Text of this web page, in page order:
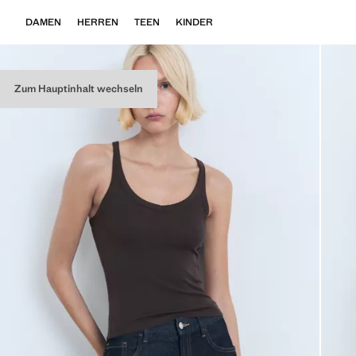
Zum Hauptinhalt wechseln
DAMEN HERREN TEEN KINDER